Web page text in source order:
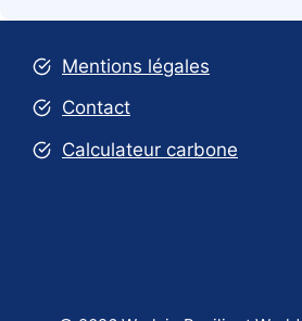
Mentions légales
Contact
Calculateur carbone